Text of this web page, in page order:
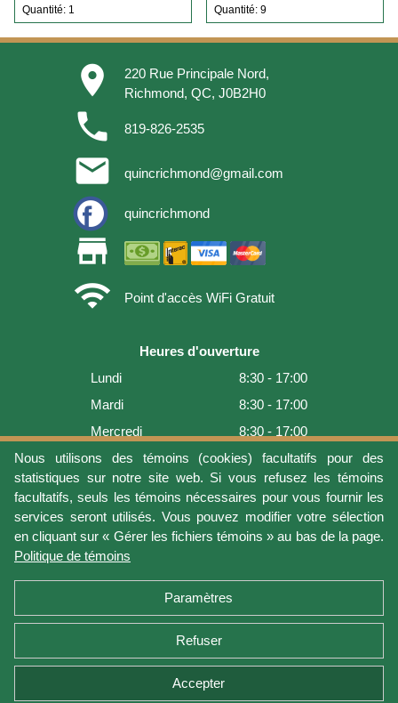
Nous utilisons des témoins (cookies) facultatifs pour des
statistiques sur notre site web. Si vous refusez les témoins
facultatifs, seuls les témoins nécessaires pour vous fournir les
services seront utilisés. Vous pouvez modifier votre sélection
en cliquant sur « Gérer les fichiers témoins » au bas de la page.
Politique de témoins
Paramètres
Refuser
Accepter
Quantité: 1
Quantité: 9
place
220 Rue Principale Nord,
Richmond, QC, J0B2H0
phone 819-826-2535
email quincrichmond@gmail.com
quincrichmond
store
wifi
Point d'accès WiFi Gratuit
Heures d'ouverture
Lundi
8:30 - 17:00
Mardi
8:30 - 17:00
Mercredi
8:30 - 17:00
Jeudi
8:30 - 17:00
Vendredi
8:30 - 17:00
Samedi
9:00 - 16:00
Dimanche
Fermé